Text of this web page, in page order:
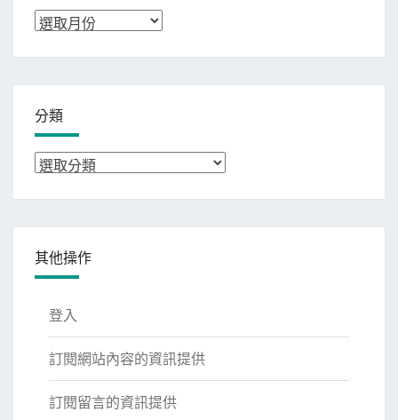
彙
分類
分
其他操作
登入
訂閱網站內容的資訊提供
訂閱留言的資訊提供